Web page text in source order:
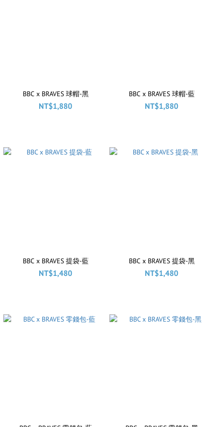
BBC x BRAVES 球帽-黑
NT$1,880
BBC x BRAVES 球帽-藍
NT$1,880
BBC x BRAVES 提袋-藍
NT$1,480
BBC x BRAVES 提袋-黑
NT$1,480